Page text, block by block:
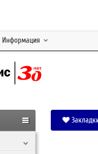
Информация